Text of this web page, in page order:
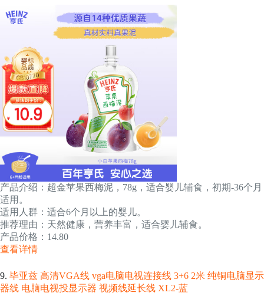
产品介绍：超金苹果西梅泥，78g，适合婴儿辅食，初期-36个月
适用。
适用人群：适合6个月以上的婴儿。
推荐理由：天然健康，营养丰富，适合婴儿辅食。
产品价格：14.80
查看详情
9. 毕亚兹 高清VGA线 vga电脑电视连接线 3+6 2米 纯铜电脑显示
器线 电脑电视投显示器 视频线延长线 XL2-蓝